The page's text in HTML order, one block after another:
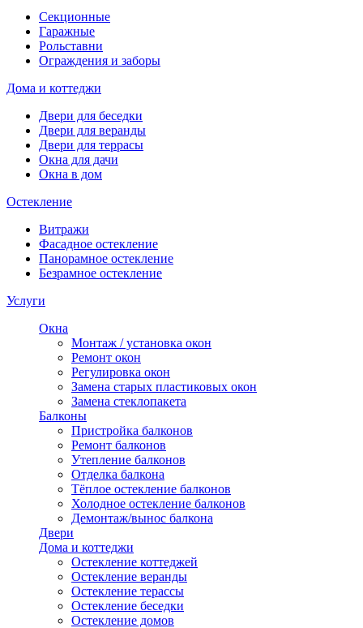
Секционные
Гаражные
Рольставни
Ограждения и заборы
Дома и коттеджи
Двери для беседки
Двери для веранды
Двери для террасы
Окна для дачи
Окна в дом
Остекление
Витражи
Фасадное остекление
Панорамное остекление
Безрамное остекление
Услуги
Окна
Монтаж / установка окон
Ремонт окон
Регулировка окон
Замена старых пластиковых окон
Замена стеклопакета
Балконы
Пристройка балконов
Ремонт балконов
Утепление балконов
Отделка балкона
Тёплое остекление балконов
Холодное остекление балконов
Демонтаж/вынос балкона
Двери
Дома и коттеджи
Остекление коттеджей
Остекление веранды
Остекление терассы
Остекление беседки
Остекление домов